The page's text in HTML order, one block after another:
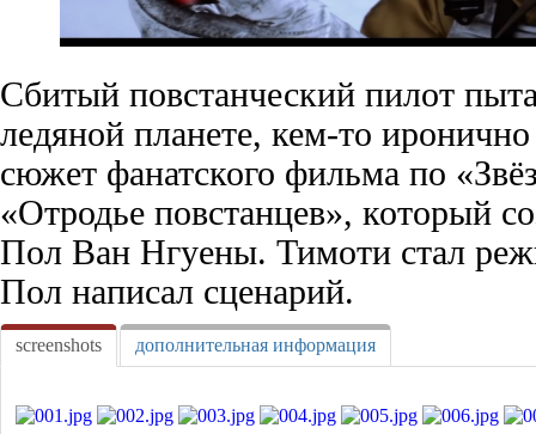
Сбитый повстанческий пилот
ледяной планете, кем-то
сюжет фанатского фильма по
«Отродье повстанцев», который
Пол Ван Нгуены. Тимоти стал
Пол написал сценарий.
screenshots дополнительная информация